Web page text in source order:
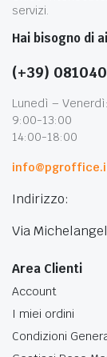
servizi.
Hai bisogno di
(+39)
Lunedì – Venerdì:
9:00-13:00
14:00-18:00
Indirizzo:
Via
Area Clienti
Account
I miei ordini
Condizioni